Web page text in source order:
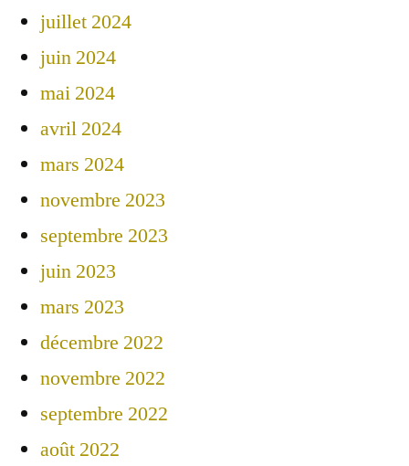
juillet 2024
juin 2024
mai 2024
avril 2024
mars 2024
novembre 2023
septembre 2023
juin 2023
mars 2023
décembre 2022
novembre 2022
septembre 2022
août 2022